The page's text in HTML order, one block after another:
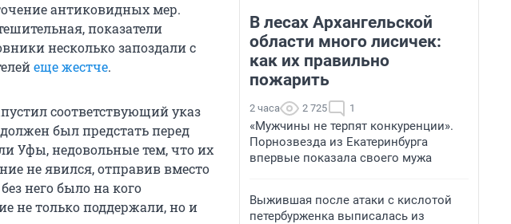
антиковидных мер.
показатели
несколько запоздали с
еще жестче.
соответствующий указ
был предстать перед
Уфы, недовольные тем, что их
не явился, отправив вместо
него было на кого
не только поддержали, но и
В лесах Архангельской
области много лисичек:
как их правильно
пожарить
2 часа 2 725 1
«Мужчины не терпят конкуренции».
Порнозвезда из Екатеринбурга
впервые показала своего мужа
Выжившая после атаки с кислотой
петербурженка выписалась из